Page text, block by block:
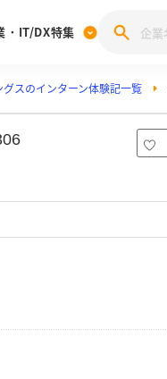
体験記投稿キャンペーン
業就職ブランド調査
・IT/DX特集
スのインターン体験記一覧